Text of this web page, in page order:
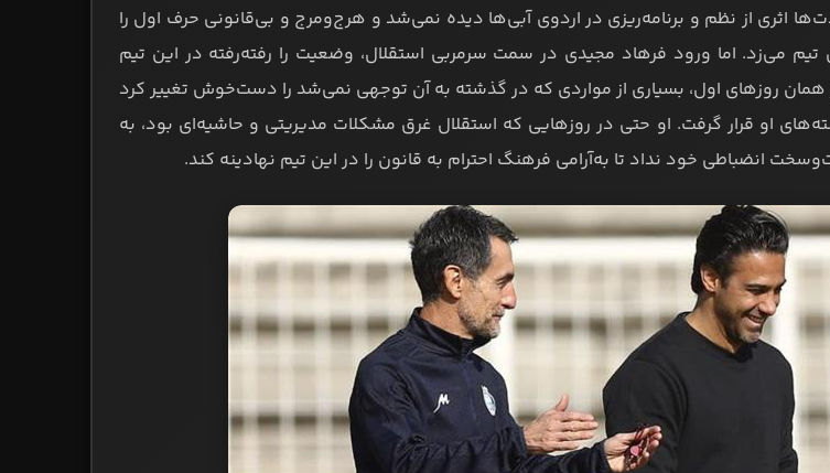
اثری از نظم و برنامه‌ریزی در اردوی آبی‌ها دیده نمی‌شد و هرج‌ومرج و بی‌قانونی حرف اول را
تیم می‌زد. اما ورود فرهاد مجیدی در سمت سرمربی استقلال، وضعیت را رفته‌رفته در این تیم
همان روزهای اول، بسیاری از مواردی که در گذشته به آن توجهی نمی‌شد را دست‌خوش تغییر کرد
او قرار گرفت. او حتی در روزهایی که استقلال غرق مشکلات مدیریتی و حاشیه‌ای بود، به
انضباطی خود نداد تا به‌آرامی فرهنگ احترام به قانون را در این تیم نهادینه کند.